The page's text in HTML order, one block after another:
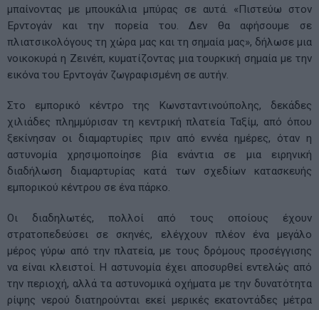
μπαίνοντας με μπουκάλια μπύρας σε αυτά. «Πιστεύω στον
Ερντογάν και την πορεία του. Δεν θα αφήσουμε σε
πλιατσικολόγους τη χώρα μας και τη σημαία μας», δήλωσε μια
νοικοκυρά η Ζεινέπ, κυματίζοντας μια τουρκική σημαία με την
εικόνα του Ερντογάν ζωγραφισμένη σε αυτήν.
Στο εμπορικό κέντρο της Κωνσταντινούπολης, δεκάδες
χιλιάδες πλημμύρισαν τη κεντρική πλατεία Ταξίμ, από όπου
ξεκίνησαν οι διαμαρτυρίες πριν από εννέα ημέρες, όταν η
αστυνομία χρησιμοποίησε βία ενάντια σε μια ειρηνική
διαδήλωση διαμαρτυρίας κατά των σχεδίων κατασκευής
εμπορικού κέντρου σε ένα πάρκο.
Οι διαδηλωτές, πολλοί από τους οποίους έχουν
στρατοπεδεύσει σε σκηνές, ελέγχουν πλέον ένα μεγάλο
μέρος γύρω από την πλατεία, με τους δρόμους προσέγγισης
να είναι κλειστοί. Η αστυνομία έχει αποσυρθεί εντελώς από
την περιοχή, αλλά τα αστυνομικά οχήματα με την δυνατότητα
ρίψης νερού διατηρούνται εκεί μερικές εκατοντάδες μέτρα